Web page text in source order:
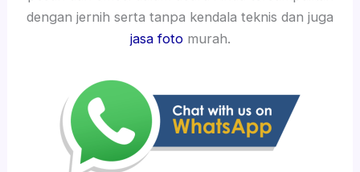
dengan jernih serta tanpa kendala teknis dan juga
jasa fotomurah.